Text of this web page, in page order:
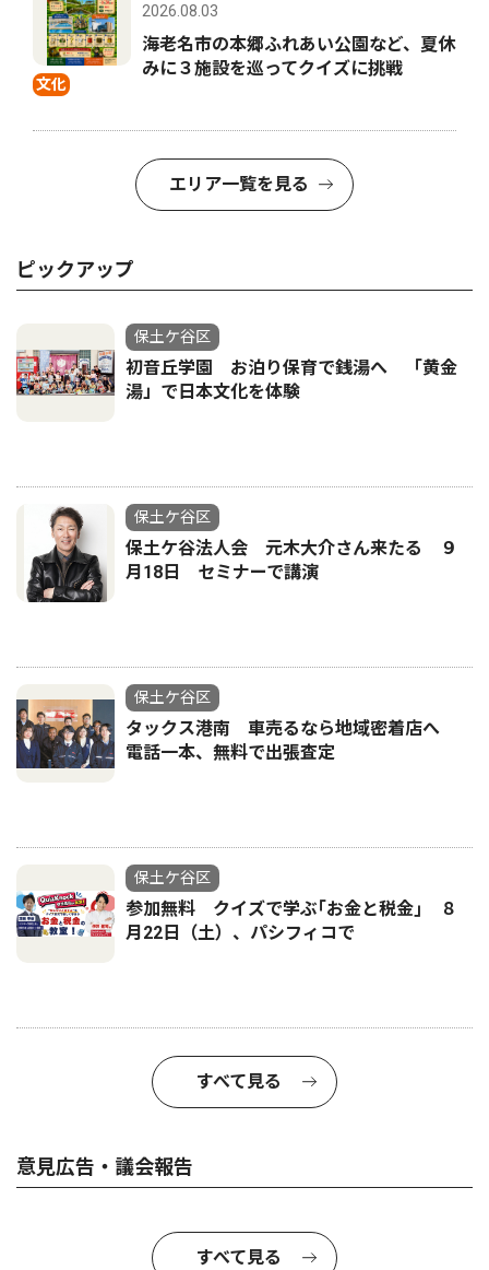
文化
2026.08.03
海老名市の本郷ふれあい公園など、夏休
みに３施設を巡ってクイズに挑戦
エリア一覧を見る
ピックアップ
保土ケ谷区
初音丘学園 お泊り保育で銭湯へ 「黄金
湯」で日本文化を体験
保土ケ谷区
保土ケ谷法人会 元木大介さん来たる ９
月18日 セミナーで講演
保土ケ谷区
タックス港南 車売るなら地域密着店へ
電話一本、無料で出張査定
保土ケ谷区
参加無料 クイズで学ぶ｢お金と税金｣ ８
月22日（土）、パシフィコで
すべて見る
意見広告・議会報告
すべて見る